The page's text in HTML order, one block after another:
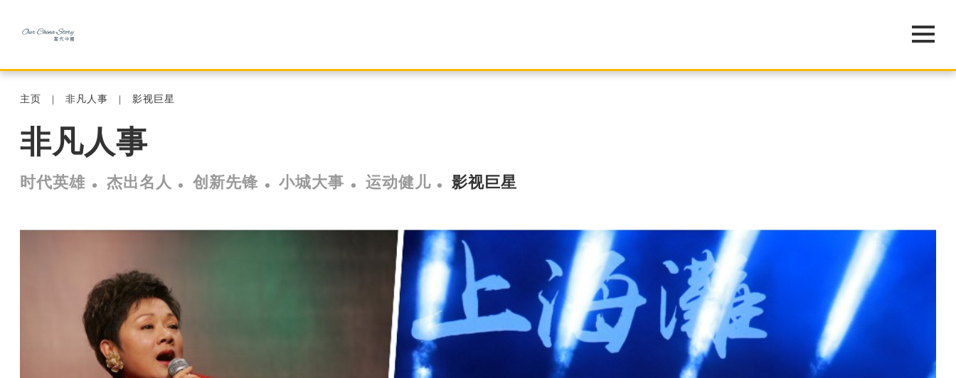
主页 非凡人事 影视巨星
非凡人事
时代英雄 杰出名人 创新先锋 小城大事 运动健儿 影视巨星